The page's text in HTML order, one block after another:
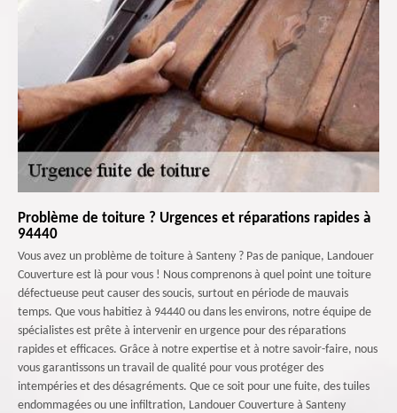
Problème de toiture ? Urgences et réparations rapides à
94440
Vous avez un problème de toiture à Santeny ? Pas de panique, Landouer
Couverture est là pour vous ! Nous comprenons à quel point une toiture
défectueuse peut causer des soucis, surtout en période de mauvais
temps. Que vous habitiez à 94440 ou dans les environs, notre équipe de
spécialistes est prête à intervenir en urgence pour des réparations
rapides et efficaces. Grâce à notre expertise et à notre savoir-faire, nous
vous garantissons un travail de qualité pour vous protéger des
intempéries et des désagréments. Que ce soit pour une fuite, des tuiles
endommagées ou une infiltration, Landouer Couverture à Santeny